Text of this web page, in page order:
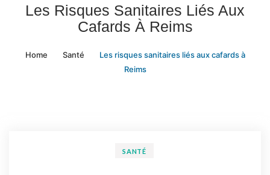
Les Risques Sanitaires Liés Aux
Cafards À Reims
Home Santé
Les risques sanitaires liés aux cafards à
Reims
SANTÉ